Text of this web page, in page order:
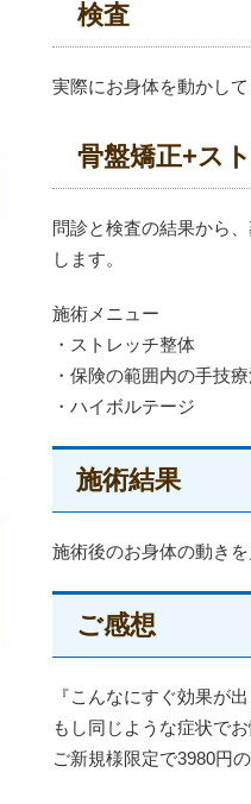
検査
実際にお身体を動かし
骨盤矯正+ス
問診と検査の結果から
します。
施術メニュー
・ストレッチ整体
・保険の範囲内の手技
・ハイボルテージ
施術結果
施術後のお身体の動き
ご感想
『こんなにすぐ効果が
もし同じような症状で
ご新規様限定で3980円